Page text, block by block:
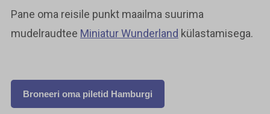
Pane oma reisile punkt maailma suurima
mudelraudtee Miniatur Wunderland külastamisega.
Broneeri oma piletid Hamburgi